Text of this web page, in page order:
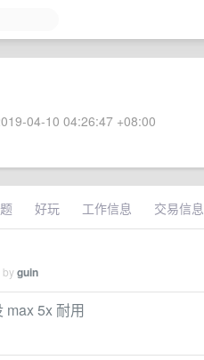
04-10 04:26:47 +08:00
好玩 工作信息 交易信息
byguin
max 5x 耐用